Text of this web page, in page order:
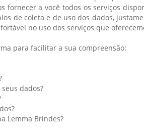
fornecer a você todos os serviços
de coleta e de uso dos dados,
no uso dos serviços que
para facilitar a sua compreensão:
dados?
Lemma Brindes?